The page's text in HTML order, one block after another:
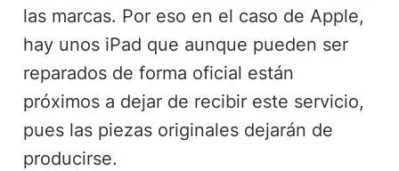
las marcas. Por eso en el caso de Apple,
hay unos iPad que aunque pueden ser
reparados de forma oficial están
próximos a dejar de recibir este servicio,
pues las piezas originales dejarán de
producirse.